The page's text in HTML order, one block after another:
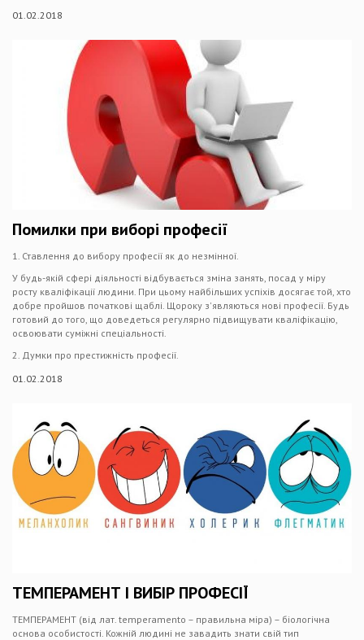
01.02.2018
Помилки при виборі професії
1. Ставлення до вибору професії як до незмінної.
У будь-якій сфері діяльності відбувається зміна занять, по­сад у міру
росту кваліфікації людини. При цьому найбільших успіхів досягає той, хто
добре пройшов початкові щаблі. Щороку з'являються нові професії. Будь
готовий до того, що доведеться регулярно підвищувати кваліфікацію,
осво­ювати суміжні спеціальності.
2. Думки про престижність професії.
01.02.2018
ТЕМПЕРАМЕНТ І ВИБІР ПРОФЕСІЇ
ТЕМПЕРАМЕНТ (від лат. temperamento – правильна міра) – біологічна
основа особистості. Кожній людині не завадить знати свій тип